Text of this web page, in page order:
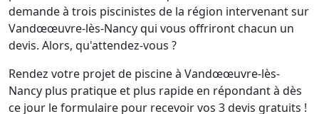
demande à trois piscinistes de la région intervenant sur
Vandœœuvre-lès-Nancy qui vous offriront chacun un
devis. Alors, qu'attendez-vous ?
Rendez votre projet de piscine à Vandœœuvre-lès-
Nancy plus pratique et plus rapide en répondant à dès
ce jour le formulaire pour recevoir vos 3 devis gratuits !